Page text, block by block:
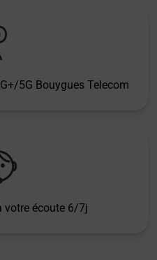
5G Bouygues Telecom
votre écoute 6/7j